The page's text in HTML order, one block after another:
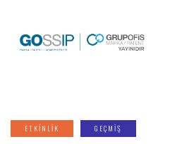
ETKINLIK GEÇMİŞ